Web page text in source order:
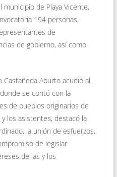
de Playa Vicente,
194 personas,
de
de gobierno, así como
Aburto acudió al
se contó con la
de pueblos originarios de
los asistentes, destacó la
la unión de esfuerzos,
de legislar
de las y los